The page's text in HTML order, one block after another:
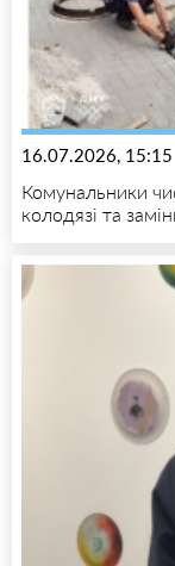
16.07.2026, 15:15
Комунальники
колодязі та